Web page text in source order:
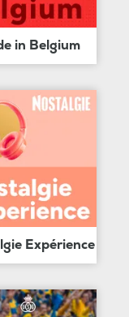
in Belgium
Expérience